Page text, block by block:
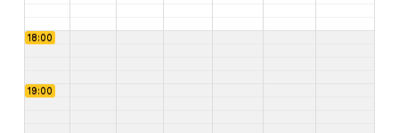
18:00
19:00